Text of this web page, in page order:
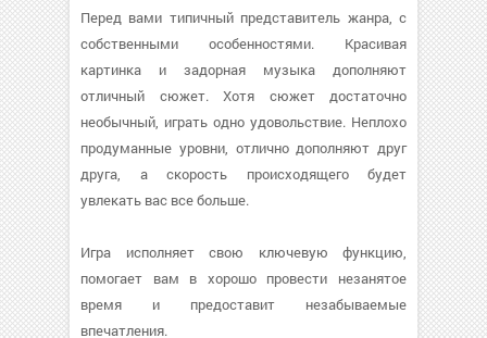
Перед вами типичный представитель жанра, с
собственными особенностями. Красивая
картинка и задорная музыка дополняют
отличный сюжет. Хотя сюжет достаточно
необычный, играть одно удовольствие. Неплохо
продуманные уровни, отлично дополняют друг
друга, а скорость происходящего будет
увлекать вас все больше.
Игра исполняет свою ключевую функцию,
помогает вам в хорошо провести незанятое
время и предоставит незабываемые
впечатления.